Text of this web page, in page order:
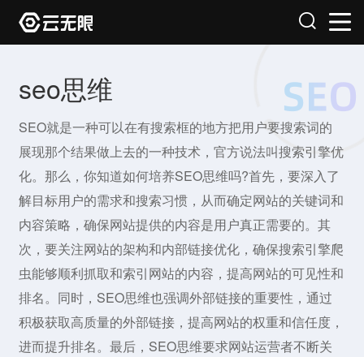
seo思维
SEO就是一种可以在有搜索框的地方把用户要搜索词的
展现那个结果做上去的一种技术，官方说法叫搜索引擎优
化。那么，你知道如何培养SEO思维吗?首先，要深入了
解目标用户的需求和搜索习惯，从而确定网站的关键词和
内容策略，确保网站提供的内容是用户真正需要的。其
次，要关注网站的架构和内部链接优化，确保搜索引擎爬
虫能够顺利抓取和索引网站的内容，提高网站的可见性和
排名。同时，SEO思维也强调外部链接的重要性，通过
积极获取高质量的外部链接，提高网站的权重和信任度，
进而提升排名。最后，SEO思维要求网站运营者不断关